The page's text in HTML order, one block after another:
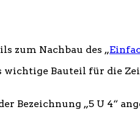
zum Nachbau des „
wichtige Bauteil für die
Bezeichnung „5 U 4“